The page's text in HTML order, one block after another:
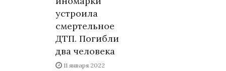
устроила
смертельное
ДТП. Погибли
два человека
11 января 2022